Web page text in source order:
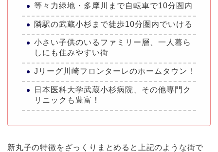
等々力緑地・多摩川まで自転車で10分圏内
隣駅の武蔵小杉まで徒歩10分圏内でいける
小さい子供のいるファミリー層、一人暮ら
しにも住みやすい街
Jリーグ川崎フロンターレのホームタウン！
日本医科大学武蔵小杉病院、その他専門ク
リニックも豊富！
新丸子の特徴をざっくりまとめると上記のような街で